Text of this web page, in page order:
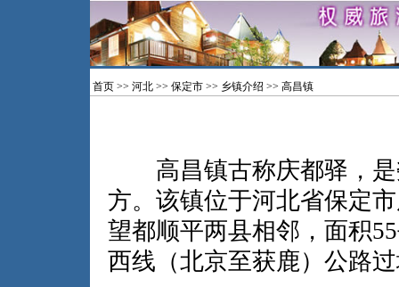
首页 >> 河北 >> 保定市 >> 乡镇介绍 >> 高昌镇
高昌镇古称庆都驿，
方。该镇位于河北省保定
望都顺平两县相邻，面积
西线（北京至获鹿）公路